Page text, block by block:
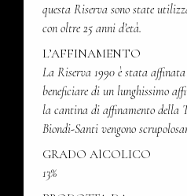
questa Riserva sono state
con oltre 25 anni d’età.
L’AFFINAMENTO
La Riserva 1990 è stata
beneficiare di un lunghissimo
la cantina di affinamento della
Biondi-Santi vengono
GRADO AlCOLICO
13%